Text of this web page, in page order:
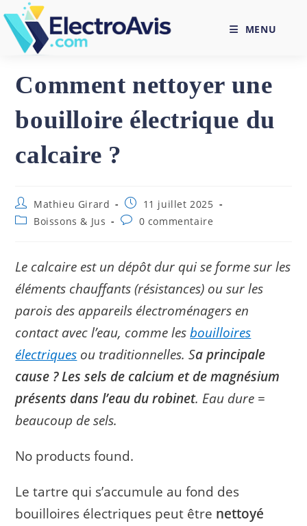
to
content
MENU
Comment nettoyer une
bouilloire électrique du
calcaire ?
Auteur/autrice
de
la
Mathieu Girard
Publication
publiée :
11 juillet 2025
PostBoissons & Jus
Commentaires
publication :
0 commentaire
Le calcaire est un dépôt dur qui se forme sur les
éléments chauffants (résistances) ou sur les
parois des appareils électroménagers en
contact avec l’eau, comme lesbouilloires
électriques ou traditionnelles. Sa principale
cause ? Les sels de calcium et de magnésium
présents dans l’eau du robinet. Eau dure =
beaucoup de sels.
No products found.
Le tartre qui s’accumule au fond des
bouilloires électriques peut être nettoyé